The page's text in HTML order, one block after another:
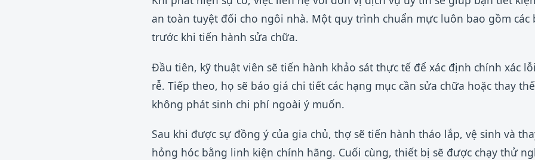
an toàn tuyệt đối cho ngôi nhà. Một quy trình chuẩn mực luôn bao gồm
trước khi tiến hành sửa chữa.
Đầu tiên, kỹ thuật viên sẽ tiến hành khảo sát thực tế để xác định chính xác
rễ. Tiếp theo, họ sẽ báo giá chi tiết các hạng mục cần sửa chữa hoặc thay
không phát sinh chi phí ngoài ý muốn.
Sau khi được sự đồng ý của gia chủ, thợ sẽ tiến hành tháo lắp, vệ sinh và
hỏng hóc bằng linh kiện chính hãng. Cuối cùng, thiết bị sẽ được chạy thử